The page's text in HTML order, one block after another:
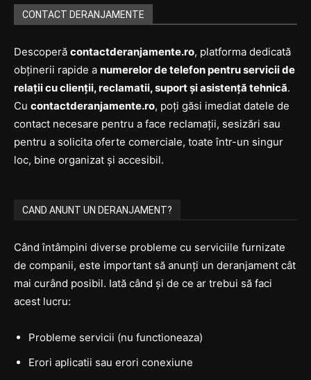
CONTACT DERANJAMENTE
Descoperă contactderanjamente.ro, platforma dedicată
obținerii rapide a numerelor de telefon pentru servicii de
relații cu clienții, reclamatii, suport și asistență tehnică.
Cu contactderanjamente.ro, poți găsi imediat datele de
contact necesare pentru a face reclamații, sesizări sau
pentru a solicita oferte comerciale, toate într-un singur
loc, bine organizat și accesibil.
CAND ANUNT UN DERANJAMENT?
Când întâmpini diverse probleme cu serviciile furnizate
de companii, este important să anunți un deranjament cât
mai curând posibil. Iată când și de ce ar trebui să faci
acest lucru:
Probleme servicii (nu functioneaza)
Erori aplicatii sau erori conexiune